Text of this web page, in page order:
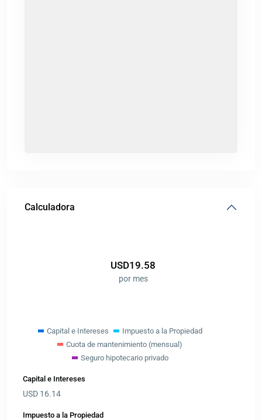
Calculadora
USD19.58
por mes
Capital e Intereses
Impuesto a la Propiedad
Cuota de mantenimiento (mensual)
Seguro hipotecario privado
Capital e Intereses
USD 16.14
Impuesto a la Propiedad